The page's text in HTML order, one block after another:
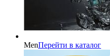
MenПерейти в каталог